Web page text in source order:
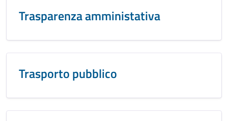
Trasparenza amministativa
Trasporto pubblico